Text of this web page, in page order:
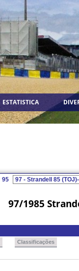
ESTATISTICA
95
97/1985
Classificações